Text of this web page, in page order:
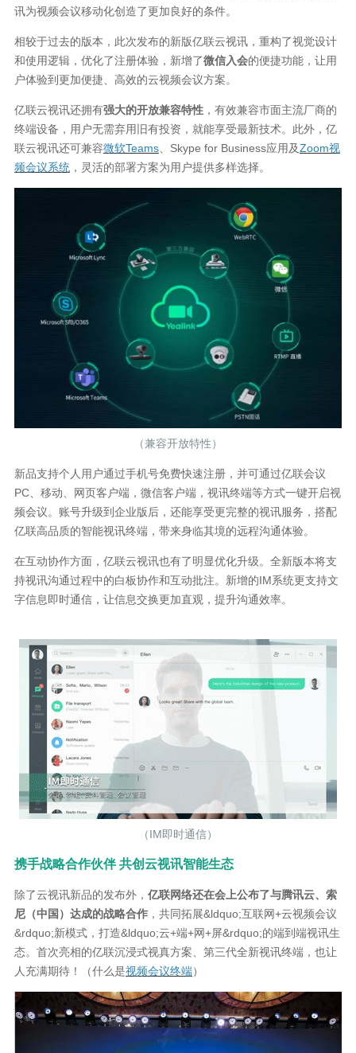
讯为视频会议移动化创造了更加良好的条件。
相较于过去的版本，此次发布的新版亿联云视讯，重构了视觉设计
和使用逻辑，优化了注册体验，新增了微信入会的便捷功能，让用
户体验到更加便捷、高效的云视频会议方案。
亿联云视讯还拥有强大的开放兼容特性 ，有效兼容市面主流厂商的
终端设备，用户无需弃用旧有投资，就能享受最新技术。此外，亿
联云视讯还可兼容微软Teams 、Skype for Business应用及Zoom视
频会议系统 ，灵活的部署方案为用户提供多样选择。
（兼容开放特性）
新品支持个人用户通过手机号免费快速注册，并可通过亿联会议
PC、移动、网页客户端，微信客户端，视讯终端等方式一键开启视
频会议。账号升级到企业版后，还能享受更完整的视讯服务，搭配
亿联高品质的智能视讯终端，带来身临其境的远程沟通体验。
在互动协作方面，亿联云视讯也有了明显优化升级。全新版本将支
持视讯沟通过程中的白板协作和互动批注。新增的IM系统更支持文
字信息即时通信，让信息交换更加直观，提升沟通效率。
（IM即时通信）
携手战略合作伙伴 共创云视讯智能生态
除了云视讯新品的发布外， 亿联网络还在会上公布了与腾讯云、索
尼（中国）达成的战略合作 ，共同拓展&ldquo;互联网+云视频会议
&rdquo;新模式，打造&ldquo;云+端+网+屏&rdquo;的端到端视讯生
态。首次亮相的亿联沉浸式视真方案、第三代全新视讯终端，也让
人充满期待！（什么是视频会议终端）